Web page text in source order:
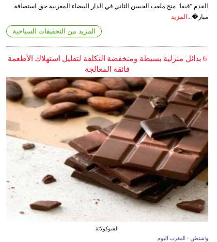
القدم "فيفا" منح ملعب الحسن الثاني في الدار البيضاء المغربية حق استضافة
مبار�... المزيد
المزيد من التحقيقات السياحية
6 بدائل منزلية بسيطة ومنخفضة التكلفة لتقليل استهلاك الأطعمة
فائقة المعالجة
الشوكولاتة
واشنطن - المغرب اليوم